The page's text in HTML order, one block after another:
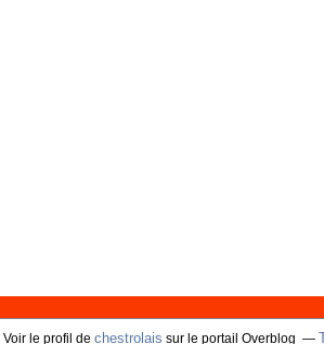
Voir le profil de chestrolais sur le portail Overblog